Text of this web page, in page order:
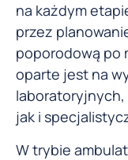
na każdym
przez
poporodową po
oparte jest na
jak i
W trybie